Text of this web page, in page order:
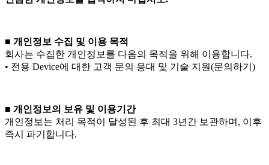
■ 개인정보 수집 및 이용 목적
회사는 수집한 개인정보를 다음의 목적을 위해 이용합니다.
• 전용 Device에 대한 고객 문의 응대 및 기술 지원(문의하기)
■ 개인정보의 보유 및 이용기간
개인정보는 처리 목적이 달성된 후 최대 3년간 보관하며, 이후
즉시 파기합니다.